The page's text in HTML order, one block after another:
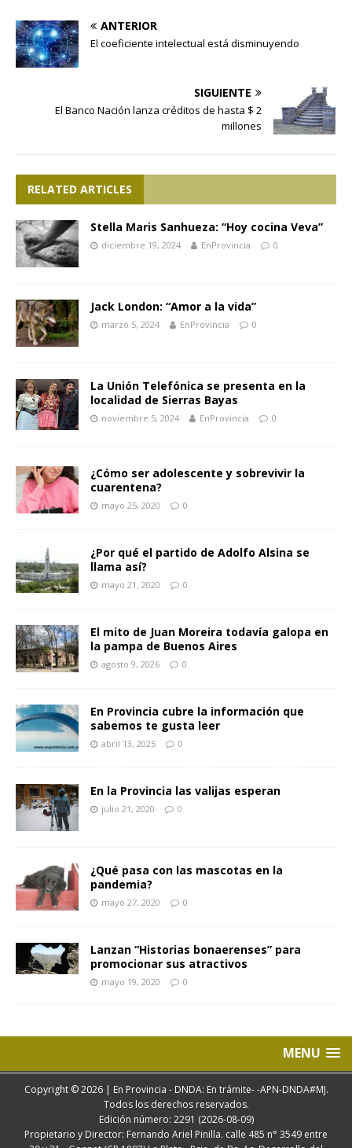
ANTERIOR
El coeficiente intelectual está disminuyendo
SIGUIENTE
El Banco Nación lanza créditos de hasta $ 2
millones
RELATED ARTICLES
Stella Maris Sanhueza: “Hoy cocina Veva”
diciembre 19, 2024 EnProvincia 0
Jack London: “Amor a la vida”
marzo 5, 2024 EnProvincia 0
La Unión Telefónica se presenta en la
localidad de Sierras Bayas
noviembre 5, 2024 EnProvincia 0
¿Cómo ser adolescente y sobrevivir la
cuarentena?
mayo 25, 2020 0
¿Por qué el partido de Adolfo Alsina se
llama así?
mayo 21, 2020 0
El mito de Juan Moreira todavía galopa en
la pampa de Buenos Aires
agosto 9, 2026 0
En Provincia cubre la información que
sabemos te gusta leer
abril 13, 2025 0
En la Provincia las valijas esperan
julio 21, 2020 0
¿Qué pasa con las mascotas en la
pandemia?
mayo 27, 2020 0
Lanzan “Historias bonaerenses” para
promocionar sus atractivos
mayo 19, 2020 0
MENU
Copyright © 2026 | En Provincia - DNDA: En trámite- -APN-DNDA#MJ.
Todos los derechos reservados.
Edición número: 2291 (2026-08-09)
Propietario y Director: Fernando Ariel Pinilla. calle 485 n° 3549 entre